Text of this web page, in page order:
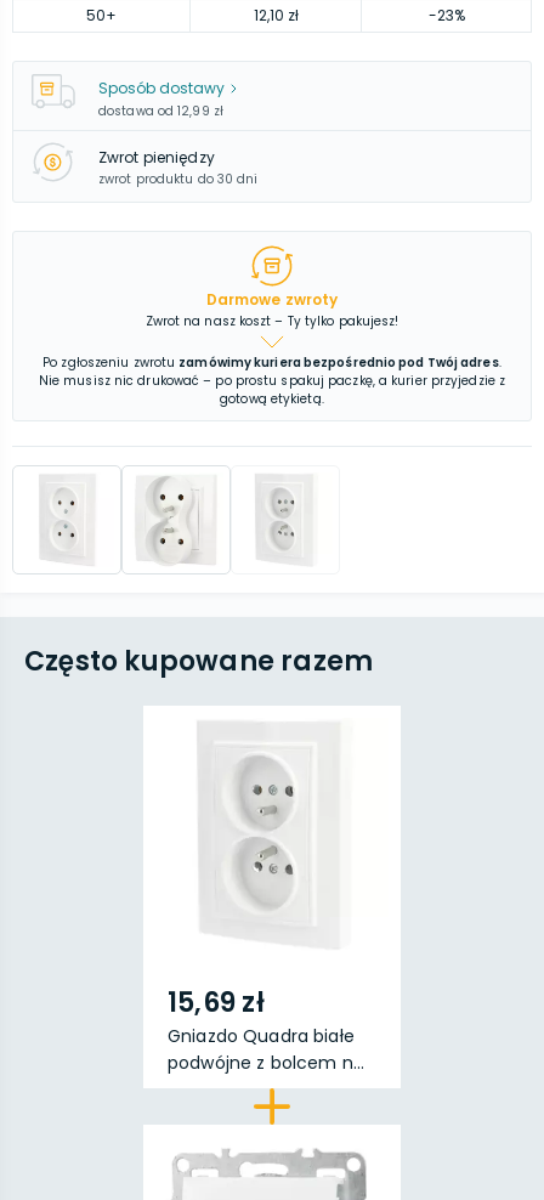
50+ 12,10 zł -23%
Sposób dostawy
dostawa od 12,99 zł
Zwrot pieniędzy
zwrot produktu do 30 dni
Darmowe zwroty
Zwrot na nasz koszt – Ty tylko pakujesz!
Po zgłoszeniu zwrotu zamówimy kuriera bezpośrednio pod Twój adres.
Nie musisz nic drukować – po prostu spakuj paczkę, a kurier przyjedzie z
gotową etykietą.
Często kupowane razem
15,69 zł
Gniazdo Quadra białe
podwójne z bolcem n...